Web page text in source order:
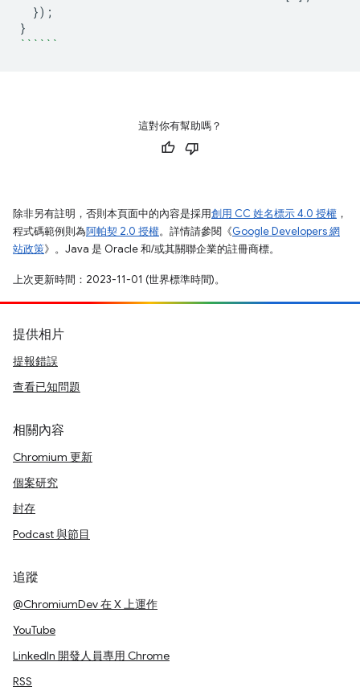
});
}
``````
這對你有幫助嗎？
除非另有註明，否則本頁面中的內容是採用創用 CC 姓名標示 4.0 授權 ，
程式碼範例則為阿帕契 2.0 授權。詳情請參閱《Google Developers 網
站政策》。Java 是 Oracle 和/或其關聯企業的註冊商標。
上次更新時間：2023-11-01 (世界標準時間)。
提供相片
提報錯誤
查看已知問題
相關內容
Chromium 更新
個案研究
封存
Podcast 與節目
追蹤
@ChromiumDev 在 X 上運作
YouTube
LinkedIn 開發人員專用 Chrome
RSS